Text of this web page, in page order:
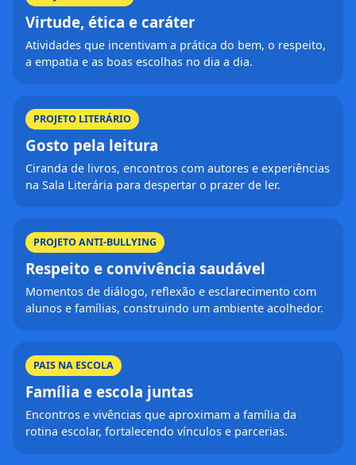
Virtude, ética e caráter
Atividades que incentivam a prática do bem, o respeito,
a empatia e as boas escolhas no dia a dia.
PROJETO LITERÁRIO
Gosto pela leitura
Ciranda de livros, encontros com autores e experiências
na Sala Literária para despertar o prazer de ler.
PROJETO ANTI-BULLYING
Respeito e convivência saudável
Momentos de diálogo, reflexão e esclarecimento com
alunos e famílias, construindo um ambiente acolhedor.
PAIS NA ESCOLA
Família e escola juntas
Encontros e vivências que aproximam a família da
rotina escolar, fortalecendo vínculos e parcerias.